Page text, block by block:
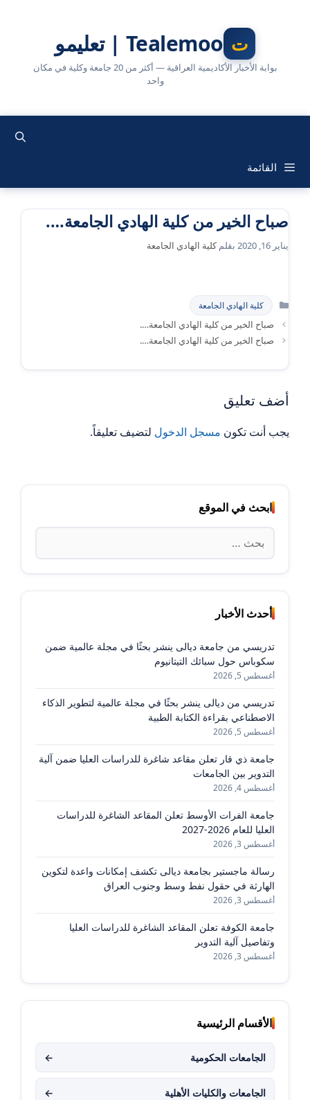
Tealemoo | تعليمو
بوابة الأخبار الأكاديمية العراقية — أكثر من 20 جامعة وكلية في مكان
واحد
القائمة
صباح الخير من كلية الهادي الجامعة….
يناير 16, 2020 بقلمكلية الهادي الجامعة
التصنيفات
كلية الهادي الجامعة
صباح الخير من كلية الهادي الجامعة….
صباح الخير من كلية الهادي الجامعة….
أضف تعليق
يجب أنت تكون مسجل الدخول لتضيف تعليقاً.
ابحث في الموقع
البحث
عن:
أحدث الأخبار
تدريسي من جامعة ديالى ينشر بحثًا في مجلة عالمية ضمن
سكوباس حول سبائك التيتانيوم
أغسطس 5, 2026
تدريسي من ديالى ينشر بحثًا في مجلة عالمية لتطوير الذكاء
الاصطناعي بقراءة الكتابة الطبية
أغسطس 5, 2026
جامعة ذي قار تعلن مقاعد شاغرة للدراسات العليا ضمن آلية
التدوير بين الجامعات
أغسطس 4, 2026
جامعة الفرات الأوسط تعلن المقاعد الشاغرة للدراسات
العليا للعام 2026-2027
أغسطس 3, 2026
رسالة ماجستير بجامعة ديالى تكشف إمكانات واعدة لتكوين
الهارثة في حقول نفط وسط وجنوب العراق
أغسطس 3, 2026
جامعة الكوفة تعلن المقاعد الشاغرة للدراسات العليا
وتفاصيل آلية التدوير
أغسطس 3, 2026
الأقسام الرئيسية
الجامعات الحكومية ←
الجامعات والكليات الأهلية ←